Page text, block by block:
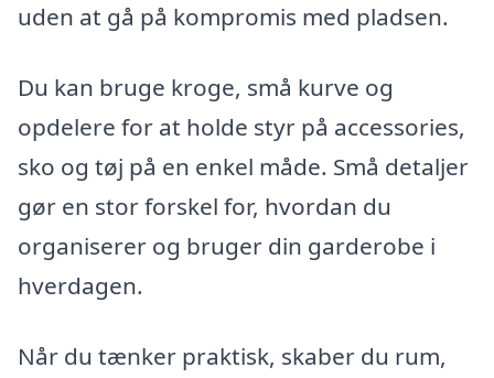
uden at gå på kompromis med pladsen.
Du kan bruge kroge, små kurve og
opdelere for at holde styr på accessories,
sko og tøj på en enkel måde. Små detaljer
gør en stor forskel for, hvordan du
organiserer og bruger din garderobe i
hverdagen.
Når du tænker praktisk, skaber du rum,